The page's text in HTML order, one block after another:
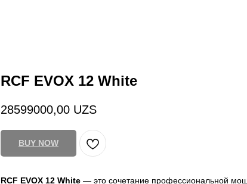
RCF EVOX 12 White
28599000,00 UZS
BUY NOW
RCF EVOX 12 White — это сочетание профессиональной